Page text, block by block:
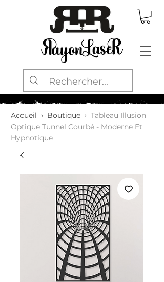
Accueil › Boutique › Tableau Illusion
Optique Tunnel Courbé - Moderne Et
Hypnotique